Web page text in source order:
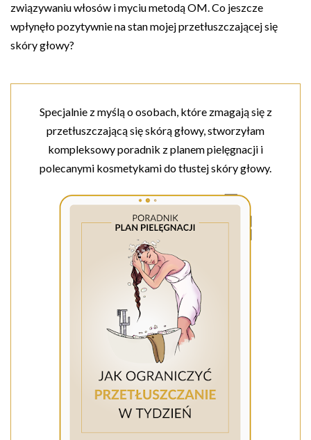
związywaniu włosów i myciu metodą OM. Co jeszcze
wpłynęło pozytywnie na stan mojej przetłuszczającej się
skóry głowy?
Specjalnie z myślą o osobach, które zmagają się z
przetłuszczającą się skórą głowy, stworzyłam
kompleksowy poradnik z planem pielęgnacji i
polecanymi kosmetykami do tłustej skóry głowy.